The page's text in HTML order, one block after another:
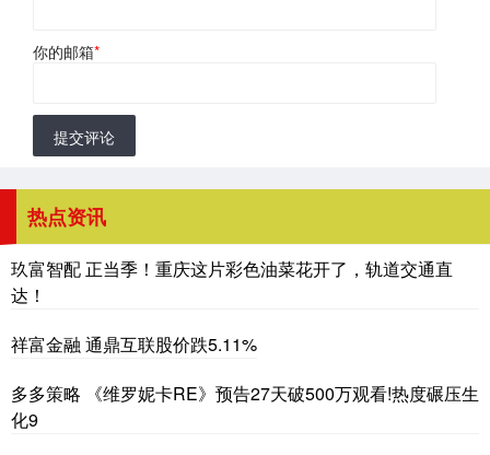
你的邮箱*
提交评论
热点资讯
玖富智配 正当季！重庆这片彩色油菜花开了，轨道交通直
达！
祥富金融 通鼎互联股价跌5.11%
多多策略 《维罗妮卡RE》预告27天破500万观看!热度碾压生
化9